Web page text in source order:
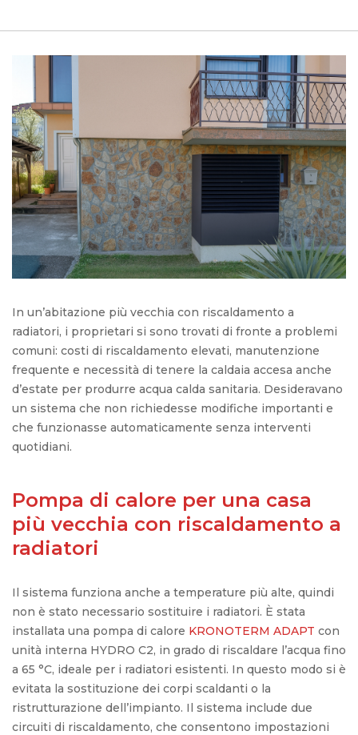
In un’abitazione più vecchia con riscaldamento a
radiatori, i proprietari si sono trovati di fronte a problemi
comuni: costi di riscaldamento elevati, manutenzione
frequente e necessità di tenere la caldaia accesa anche
d’estate per produrre acqua calda sanitaria. Desideravano
un sistema che non richiedesse modifiche importanti e
che funzionasse automaticamente senza interventi
quotidiani.
Pompa di calore per una casa
più vecchia con riscaldamento a
radiatori
Il sistema funziona anche a temperature più alte, quindi
non è stato necessario sostituire i radiatori. È stata
installata una pompa di calore KRONOTERM ADAPT con
unità interna HYDRO C2, in grado di riscaldare l’acqua fino
a 65 °C, ideale per i radiatori esistenti. In questo modo si è
evitata la sostituzione dei corpi scaldanti o la
ristrutturazione dell’impianto. Il sistema include due
circuiti di riscaldamento, che consentono impostazioni